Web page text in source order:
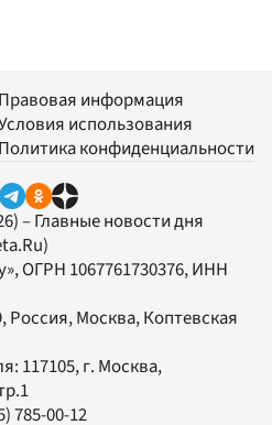
Правовая информация
использования
Политика конфиденциальности
– Главные новости дня
, ОГРН 1067761730376, ИНН
Россия, Москва, Коптевская
117105, г. Москва,
785-00-12